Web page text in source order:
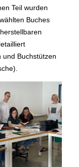
Teil wurden
Buches
Buchstützen